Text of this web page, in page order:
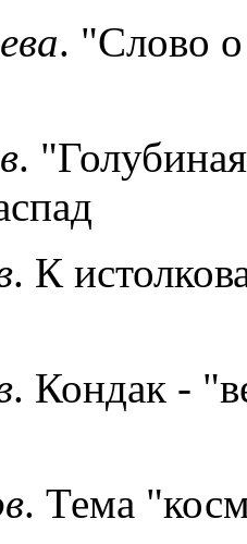
. "Слово
.
. К
. Кондак -
. Тема